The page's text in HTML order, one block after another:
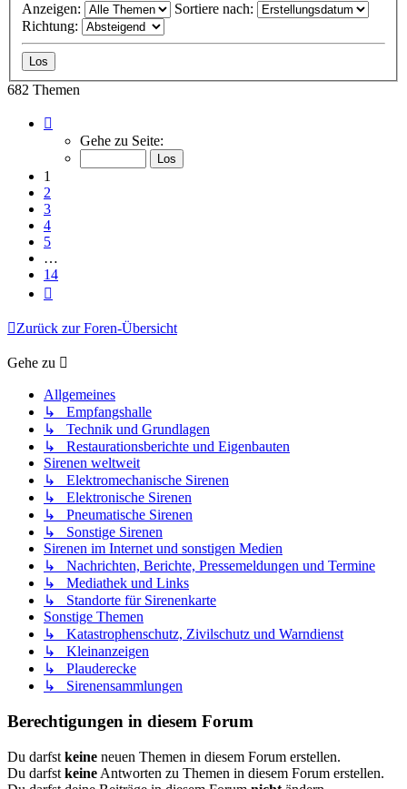
Anzeigen:
Sortiere nach:
Richtung:
682 Themen
von
Gehe zu Seite:
1
2
3
4
5
…
14
Zurück zur Foren-Übersicht
Gehe zu
Allgemeines
↳ Empfangshalle
↳ Technik und Grundlagen
↳ Restaurationsberichte und Eigenbauten
Sirenen weltweit
↳ Elektromechanische Sirenen
↳ Elektronische Sirenen
↳ Pneumatische Sirenen
↳ Sonstige Sirenen
Sirenen im Internet und sonstigen Medien
↳ Nachrichten, Berichte, Pressemeldungen und Termine
↳ Mediathek und Links
↳ Standorte für Sirenenkarte
Sonstige Themen
↳ Katastrophenschutz, Zivilschutz und Warndienst
↳ Kleinanzeigen
↳ Plauderecke
↳ Sirenensammlungen
Berechtigungen in diesem Forum
Du darfst keine neuen Themen in diesem Forum erstellen.
Du darfst keine Antworten zu Themen in diesem Forum erstellen.